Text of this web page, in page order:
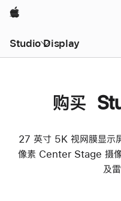
Apple
Studio Display
购买
27 英寸 5K 视网膜显示
像素 Center Stage 摄像
及